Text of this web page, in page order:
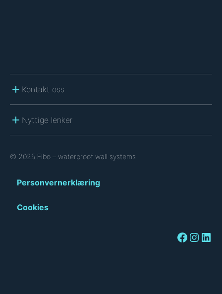
Kontakt oss
Nyttige lenker
© 2025 Fibo – waterproof wall systems
Personvernerklæring
Cookies
Facebook Instagram LinkedIn